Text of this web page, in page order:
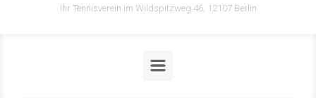
Ihr Tennisverein im Wildspitzweg 46, 12107 Berlin